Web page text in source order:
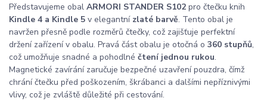
Představujeme obal ARMORI STANDER S102 pro čtečku knih
Kindle 4 a Kindle 5 v elegantní zlaté barvě. Tento obal je
navržen přesně podle rozměrů čtečky, což zajišťuje perfektní
držení zařízení v obalu. Pravá část obalu je otočná o 360 stupňů,
což umožňuje snadné a pohodlné čtení jednou rukou.
Magnetické zavírání zaručuje bezpečné uzavření pouzdra, čímž
chrání čtečku před poškozením, škrábanci a dalšími nepříznivými
vlivy, což je zvláště důležité při cestování.